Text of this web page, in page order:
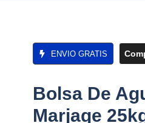
ENVIO GRATIS
Bolsa De
Marjaqe